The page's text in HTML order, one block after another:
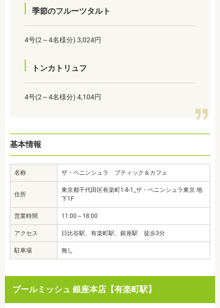
季節のフルーツタルト
4号(2～4名様分) 3,024円
トンカトリュフ
4号(2～4名様分) 4,104円
基本情報
名称 ザ・ペニンシュラ ブティック＆カフェ
住所
東京都千代田区有楽町1-8-1_ザ・ペニンシュラ東京 地
下1F
営業時間 11:00～18:00
アクセス 日比谷駅、有楽町駅、銀座駅 徒歩3分
駐車場 無し
ブールミッシュ 銀座本店【有楽町駅】